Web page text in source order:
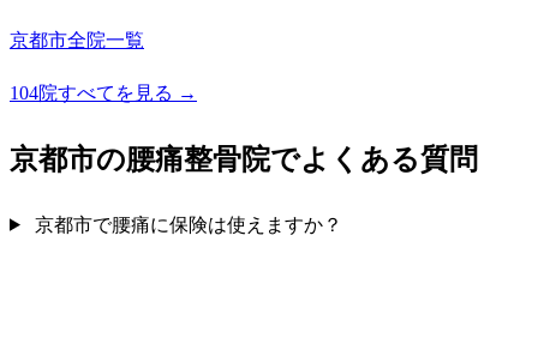
京都市全院一覧
104院すべてを見る →
京都市の腰痛整骨院でよくある質問
京都市で腰痛に保険は使えますか？